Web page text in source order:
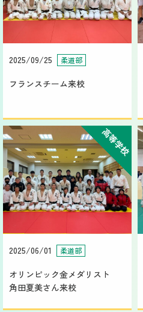
2025/09/25 柔道部
フランスチーム来校
高等学校
2025/06/01 柔道部
オリンピック金メダリスト
角田夏美さん来校